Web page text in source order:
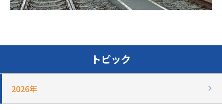
トピック
2026年